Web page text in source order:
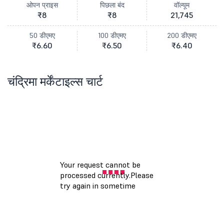
ओपन प्राइस
₹8
पिछला बंद
₹8
वॉल्यूम
21,745
50 डीएमए
₹6.60
100 डीएमए
₹6.50
200 डीएमए
₹6.40
चंद्रिमा मर्केंटाइल्स चार्ट